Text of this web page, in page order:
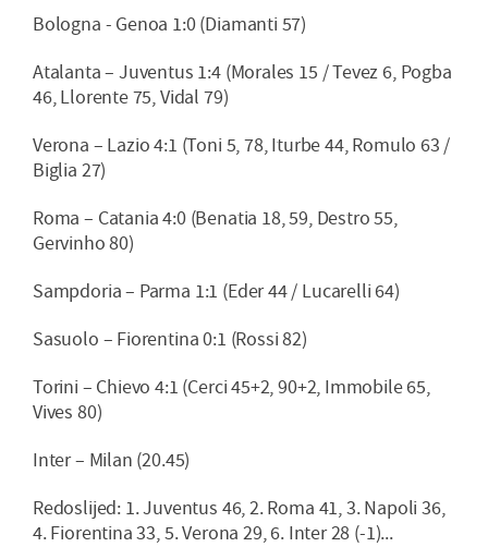
Bologna - Genoa 1:0 (Diamanti 57)
Atalanta – Juventus 1:4 (Morales 15 / Tevez 6, Pogba
46, Llorente 75, Vidal 79)
Verona – Lazio 4:1 (Toni 5, 78, Iturbe 44, Romulo 63 /
Biglia 27)
Roma – Catania 4:0 (Benatia 18, 59, Destro 55,
Gervinho 80)
Sampdoria – Parma 1:1 (Eder 44 / Lucarelli 64)
Sasuolo – Fiorentina 0:1 (Rossi 82)
Torini – Chievo 4:1 (Cerci 45+2, 90+2, Immobile 65,
Vives 80)
Inter – Milan (20.45)
Redoslijed: 1. Juventus 46, 2. Roma 41, 3. Napoli 36,
4. Fiorentina 33, 5. Verona 29, 6. Inter 28 (-1)...